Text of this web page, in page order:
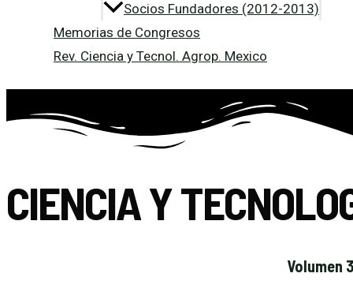
Socios Fundadores (2012-2013)
Memorias de Congresos
Rev. Ciencia y Tecnol. Agrop. Mexico
CIENCIA Y
Volumen